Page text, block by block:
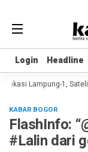
Login Headline
Login Headline
Lampung-1, Satelit
KABAR BOGOR
FlashInfo:
#Lalin dari